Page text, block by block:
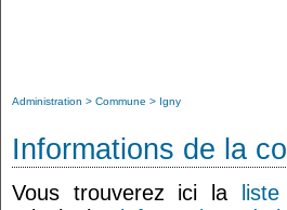
Administration Commune Igny
Informations de la
Vous trouverez ici la